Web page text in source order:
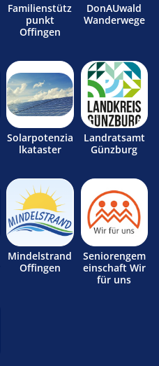
Familienstütz
punkt
Offingen
DonAUwald
Wanderwege
Solarpotenzia
lkataster
Landratsamt
Günzburg
Mindelstrand
Offingen
Seniorengem
einschaft Wir
für uns